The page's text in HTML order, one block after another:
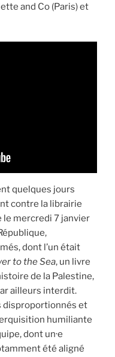
and Co (Paris) et
quelques jours
contre la librairie
mercredi 7 janvier
dont l’un était
to the Sea, un livre
de la Palestine,
ailleurs interdit.
disproportionnés et
humiliante
dont un·e
été aligné